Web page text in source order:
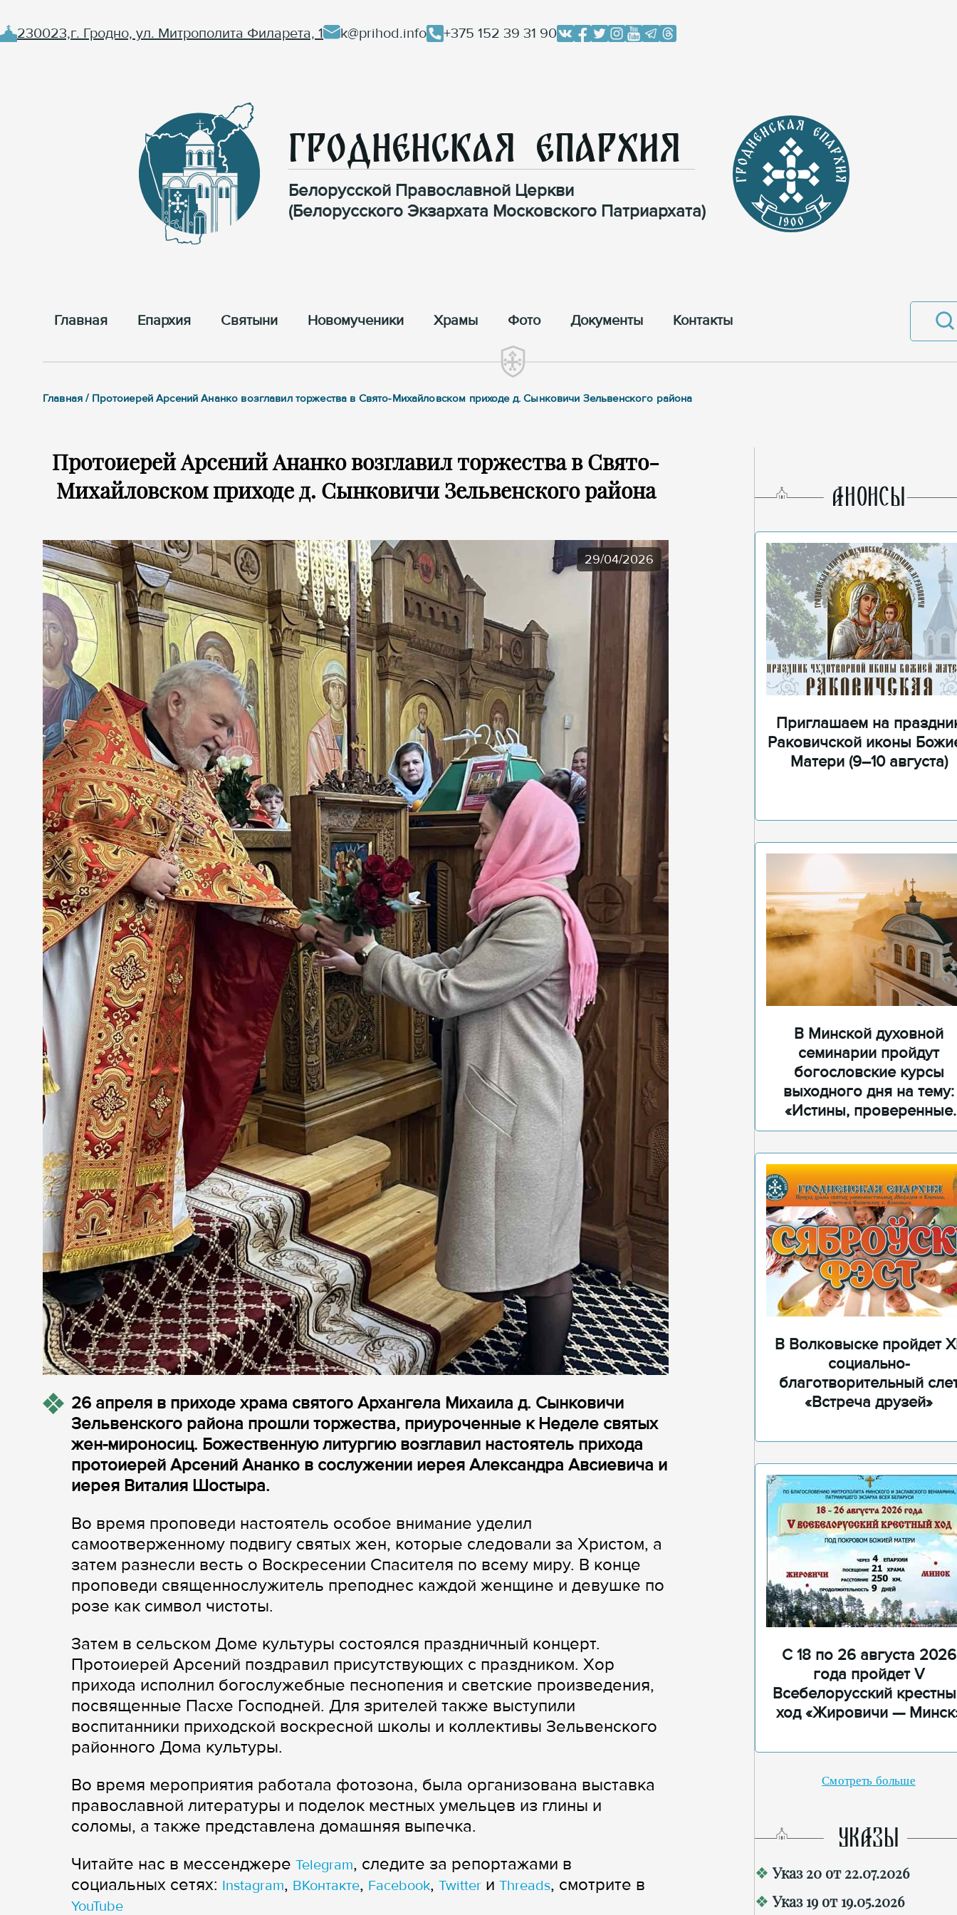
230023,г. Гродно, ул. Митрополита Филарета, 1 k@prihod.info +375 152 39 31 90
Гродненская Епархия
Белорусской Православной Церкви
(Белорусского Экзархата Московского Патриархата)
Главная Епархия Cвятыни Новомученики Храмы Фото Документы Контакты
Главная / Протоиерей Арсений Ананко возглавил торжества в Свято-Михайловском приходе д. Сынковичи Зельвенского района
Протоиерей Арсений Ананко возглавил торжества в Свято-
Михайловском приходе д. Сынковичи Зельвенского района
29/04/2026
26 апреля в приходе храма святого Архангела Михаила д. Сынковичи
Зельвенского района прошли торжества, приуроченные к Неделе святых
жен-мироносиц. Божественную литургию возглавил настоятель прихода
протоиерей Арсений Ананко в сослужении иерея Александра Авсиевича и
иерея Виталия Шостыра.
Во время проповеди настоятель особое внимание уделил
самоотверженному подвигу святых жен, которые следовали за Христом, а
затем разнесли весть о Воскресении Спасителя по всему миру. В конце
проповеди священнослужитель преподнес каждой женщине и девушке по
розе как символ чистоты.
Затем в сельском Доме культуры состоялся праздничный концерт.
Протоиерей Арсений поздравил присутствующих с праздником. Хор
прихода исполнил богослужебные песнопения и светские произведения,
посвященные Пасхе Господней. Для зрителей также выступили
воспитанники приходской воскресной школы и коллективы Зельвенского
районного Дома культуры.
Во время мероприятия работала фотозона, была организована выставка
православной литературы и поделок местных умельцев из глины и
соломы, а также представлена домашняя выпечка.
Читайте нас в мессенджере Telegram, следите за репортажами в
cоциальных сетях: Instagram, ВКонтакте, Facebook, Twitter и Threads, смотрите в
YouTube
AНОНСЫ
Приглашаем на
Раковичской иконы
Матери (9–10 августа)
В Минской духовной
семинарии пройдут
богословские курсы
выходного дня на тему:
«Истины, проверенные
временем»
В Волковыске пройдет
социально-
благотворительный
«Встреча друзей»
С 18 по 26 августа 2026
года пройдет V
Всебелорусский
ход «Жировичи —
Смотреть больше
УКАЗЫ
Указ 20 от 22.07.2026
Указ 19 от 19.05.2026